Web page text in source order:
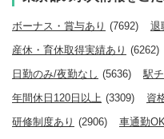
ボーナス・賞与あり (7692) 退
産休・育休取得実績あり (6262)
日勤のみ/夜勤なし (5636) 駅
年間休日120日以上 (3309) 資
研修制度あり (2906) 車通勤